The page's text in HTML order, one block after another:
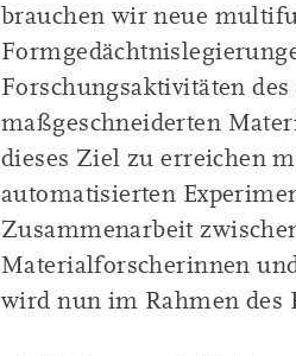
brauchen wir neue
Forschungsaktivitäten
maßgeschneiderten
dieses Ziel zu erreichen
automatisierten
Zusammenarbeit
Materialforscherinnen
wird nun im Rahmen des